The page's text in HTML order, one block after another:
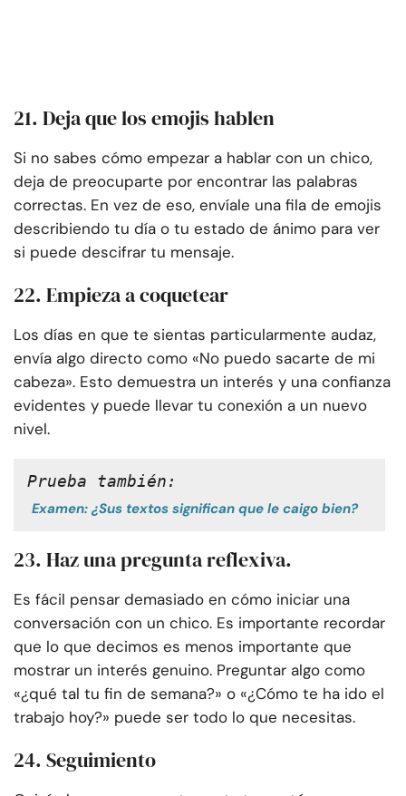
21. Deja que los emojis hablen
Si no sabes cómo empezar a hablar con un chico,
deja de preocuparte por encontrar las palabras
correctas. En vez de eso, envíale una fila de emojis
describiendo tu día o tu estado de ánimo para ver
si puede descifrar tu mensaje.
22. Empieza a coquetear
Los días en que te sientas particularmente audaz,
envía algo directo como «No puedo sacarte de mi
cabeza». Esto demuestra un interés y una confianza
evidentes y puede llevar tu conexión a un nuevo
nivel.
Prueba también:
Examen: ¿Sus textos significan que le caigo bien?
23. Haz una pregunta reflexiva.
Es fácil pensar demasiado en cómo iniciar una
conversación con un chico. Es importante recordar
que lo que decimos es menos importante que
mostrar un interés genuino. Preguntar algo como
«¿qué tal tu fin de semana?» o «¿Cómo te ha ido el
trabajo hoy?» puede ser todo lo que necesitas.
24. Seguimiento